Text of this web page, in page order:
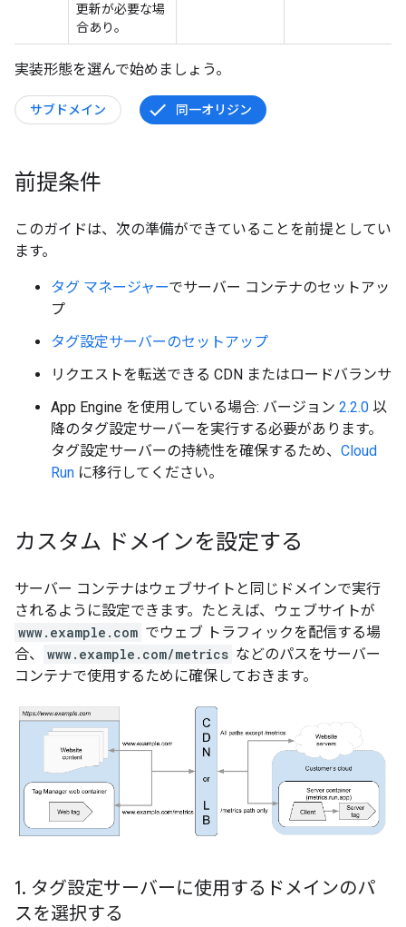
更新が必要な場
合あり。
実装形態を選んで始めましょう。
サブドメイン 同一オリジン
前提条件
このガイドは、次の準備ができていることを前提としてい
ます。
タグ マネージャーでサーバー コンテナのセットアッ
プ
タグ設定サーバーのセットアップ
リクエストを転送できる CDN またはロードバランサ
App Engine を使用している場合: バージョン 2.2.0 以
降のタグ設定サーバーを実行する必要があります。
タグ設定サーバーの持続性を確保するため、 Cloud
Run に移行してください。
カスタム ドメインを設定する
サーバー コンテナはウェブサイトと同じドメインで実行
されるように設定できます。たとえば、ウェブサイトが
www.example.com でウェブ トラフィックを配信する場
合、
www.example.com/metrics などのパスをサーバー
コンテナで使用するために確保しておきます。
1. タグ設定サーバーに使用するドメインのパ
スを選択する